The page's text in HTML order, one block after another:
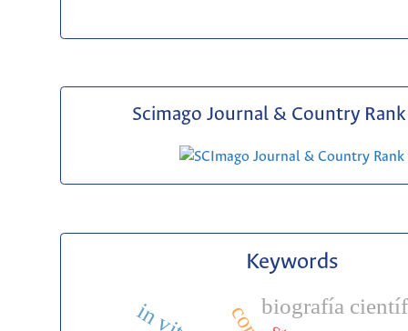
Scimago Journal & Country Rank
Keywords
biografía